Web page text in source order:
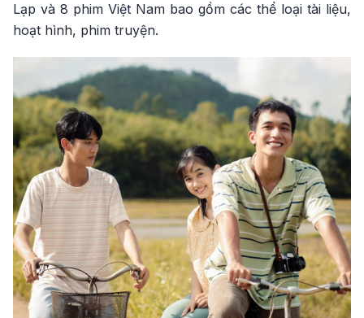
Lạp và 8 phim Việt Nam bao gồm các thể loại tài liệu,
hoạt hình, phim truyện.